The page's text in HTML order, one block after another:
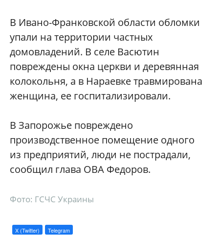
В Ивано-Франковской области обломки
упали на территории частных
домовладений. В селе Васютин
повреждены окна церкви и деревянная
колокольня, а в Нараевке травмирована
женщина, ее госпитализировали.
В Запорожье повреждено
производственное помещение одного
из предприятий, люди не пострадали,
сообщил глава ОВА Федоров.
Фото: ГСЧС Украины
X (Twitter) Telegram